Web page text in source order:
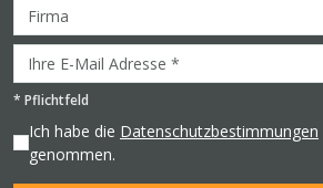
* Pflichtfeld
Ich habe die Datenschutzbestimmungen
genommen.